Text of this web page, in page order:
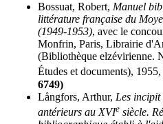
Bossuat, Robert, Manuel
littérature française du
(1949-1953), avec le
Monfrin, Paris, Librairie
(Bibliothèque elzévirienne.
Études et documents),
6749)
Långfors, Arthur, Les incipit
antérieurs au XVIe siècle.